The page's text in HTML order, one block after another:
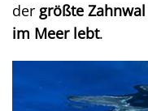
der größte Zahnwal
im Meer lebt.